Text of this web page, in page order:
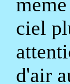
ciel
d'air